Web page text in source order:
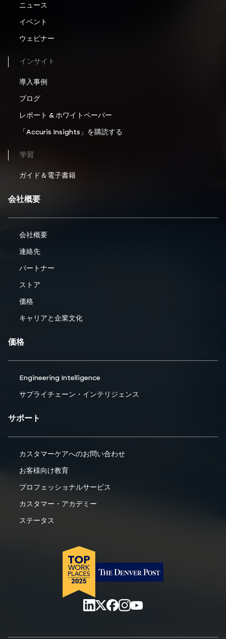
ニュース
イベント
ウェビナー
インサイト
導入事例
ブログ
レポート & ホワイトペーパー
「Accuris Insights」を購読する
学習
ガイド＆電子書籍
会社概要
会社概要
連絡先
パートナー
ストア
価格
キャリアと企業文化
価格
Engineering Intelligence
サプライチェーン・インテリジェンス
サポート
カスタマーケアへのお問い合わせ
お客様向け教育
プロフェッショナルサービス
カスタマー・アカデミー
ステータス